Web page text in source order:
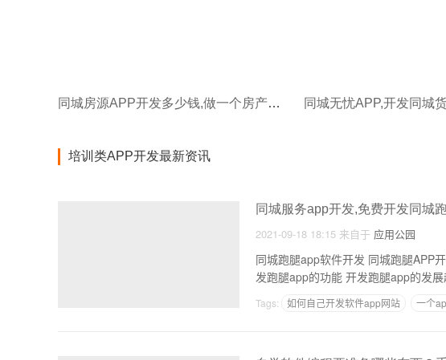
同城房源APP开发多少钱,做一个房产app多少钱 同城无忧APP,开发同城
培训类APP开发最新资讯
同城服务app开发,免费开发同城
2021-09-18 18:15 来自于 应用公园
同城跑腿app软件开发 同城跑腿APP开发为何能够
Tags: 如何自己开发软件app网站 一个